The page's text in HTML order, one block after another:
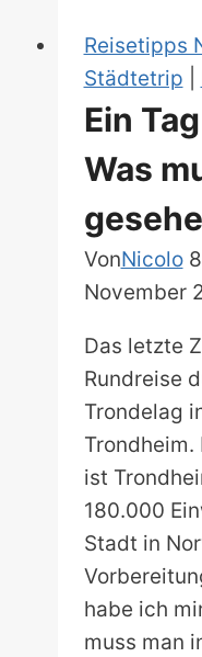
Reisetipps
Städtetrip
Ein
Was
VonNicolo
November
Das letzte
Rundreise
Trondelag
Trondheim.
ist
180.000
Stadt in
habe ich
muss man